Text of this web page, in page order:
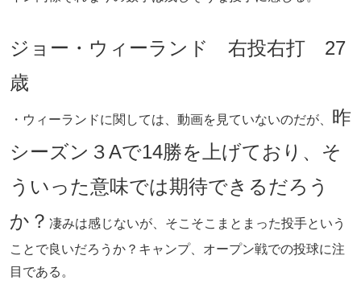
ジョー・ウィーランド 右投右打 27
歳
・ウィーランドに関しては、動画を見ていないのだが、 昨
シーズン３Aで14勝を上げており、そ
ういった意味では期待できるだろう
か？ 凄みは感じないが、そこそこまとまった投手という
ことで良いだろうか？キャンプ、オープン戦での投球に注
目である。